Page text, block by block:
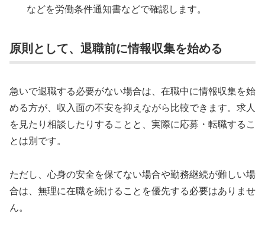
などを労働条件通知書などで確認します。
原則として、退職前に情報収集を始める
急いで退職する必要がない場合は、在職中に情報収集を始
める方が、収入面の不安を抑えながら比較できます。求人
を見たり相談したりすることと、実際に応募・転職するこ
とは別です。
ただし、心身の安全を保てない場合や勤務継続が難しい場
合は、無理に在職を続けることを優先する必要はありませ
ん。